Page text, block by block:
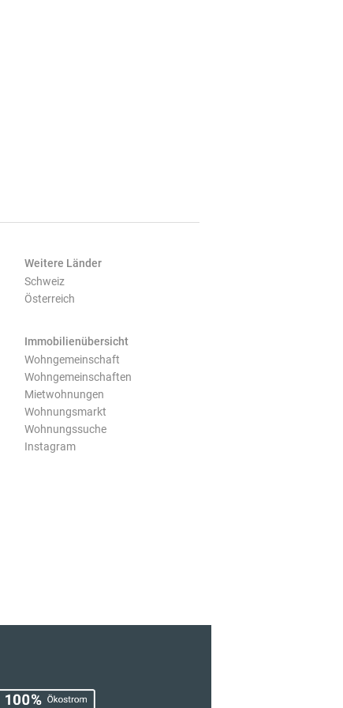
Weitere Länder
Schweiz
Österreich
Immobilienübersicht
Wohngemeinschaft
Wohngemeinschaften
Mietwohnungen
Wohnungsmarkt
Wohnungssuche
Instagram